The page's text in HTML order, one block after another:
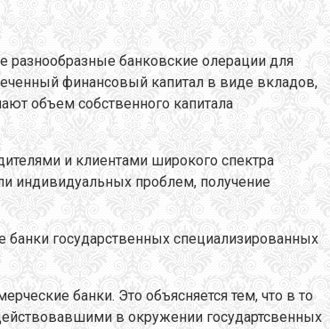
банковские олерации для
финансовый капитал в виде вкладов,
объем собственного капитала
и клиентами широкого спектра
индивидуальных проблем, получение
государственных специализированных
банки. Это объясняется тем, что в то
в окружении государтсвенных